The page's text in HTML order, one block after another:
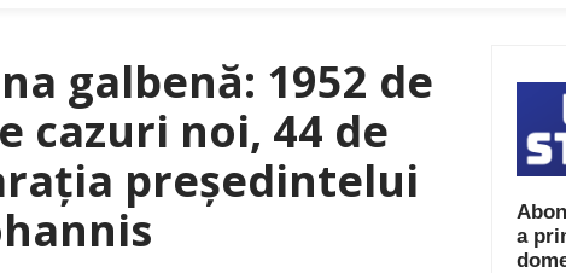
galbenă: 1952 de
cazuri noi, 44 de
președintelui
a